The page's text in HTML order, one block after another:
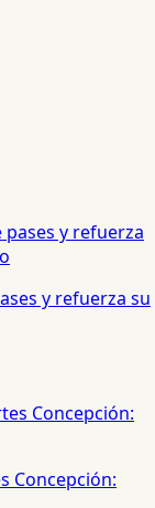
y refuerza su
Concepción: